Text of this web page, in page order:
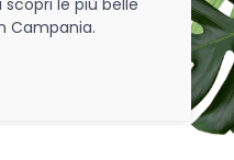
le più belle
Campania.